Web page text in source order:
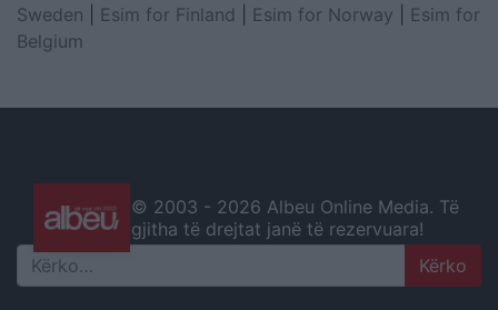
Sweden
Esim for Finland Esim for Norway
Esim for
Belgium
© 2003 - 2026 Albeu Online Media. Të
gjitha të drejtat janë të rezervuara!
Search